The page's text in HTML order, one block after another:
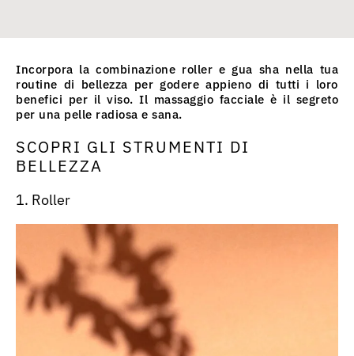
Incorpora la combinazione roller e gua sha nella tua
routine di bellezza per godere appieno di tutti i loro
benefici per il viso. Il massaggio facciale è il segreto
per una pelle radiosa e sana.
SCOPRI GLI STRUMENTI DI
BELLEZZA
1. Roller